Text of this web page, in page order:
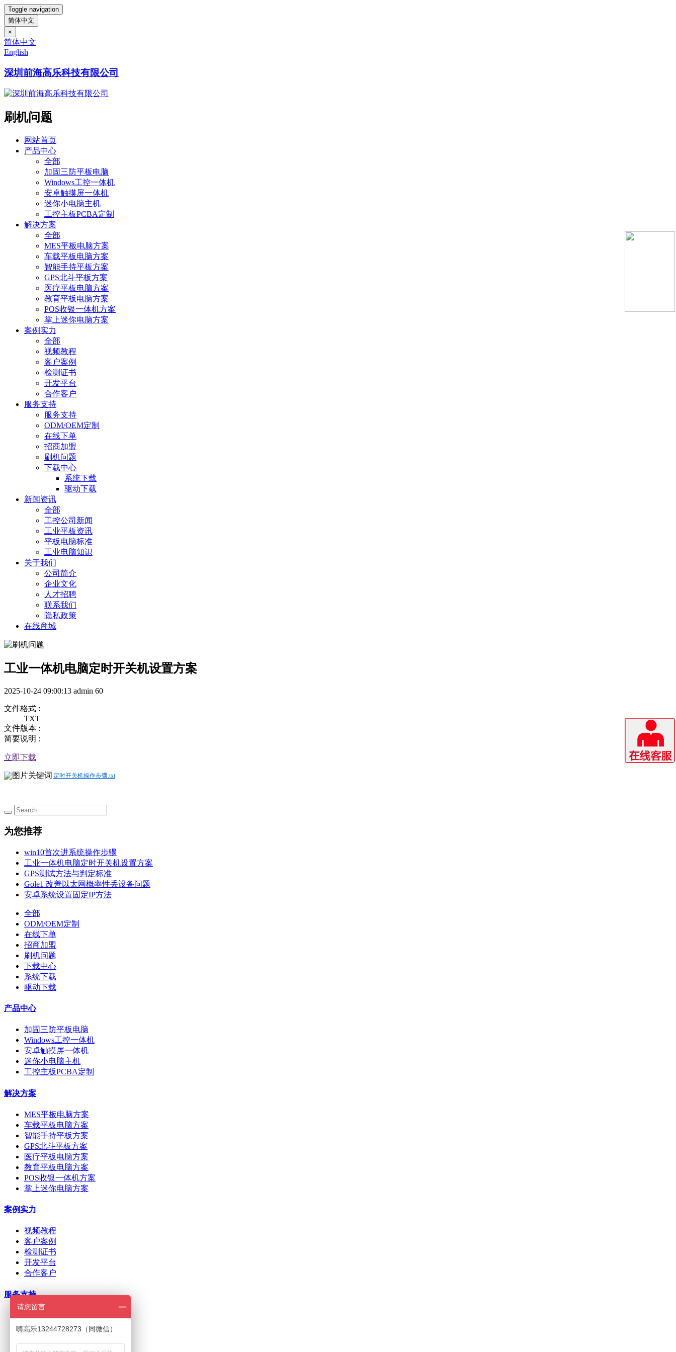
Toggle navigation
简体中文
×
简体中文
English
深圳前海高乐科技有限公司
刷机问题
网站首页
产品中心
全部
加固三防平板电脑
Windows工控一体机
安卓触摸屏一体机
迷你小电脑主机
工控主板PCBA定制
解决方案
全部
MES平板电脑方案
车载平板电脑方案
智能手持平板方案
GPS北斗平板方案
医疗平板电脑方案
教育平板电脑方案
POS收银一体机方案
掌上迷你电脑方案
案例实力
全部
视频教程
客户案例
检测证书
开发平台
合作客户
服务支持
服务支持
ODM/OEM定制
在线下单
招商加盟
刷机问题
下载中心
系统下载
驱动下载
新闻资讯
全部
工控公司新闻
工业平板资讯
平板电脑标准
工业电脑知识
关于我们
公司简介
企业文化
人才招聘
联系我们
隐私政策
在线商城
工业一体机电脑定时开关机设置方案
2025-10-24 09:00:13 admin 60
文件格式 :
TXT
文件版本 :
简要说明 :
立即下载
定时开关机操作步骤.txt
为您推荐
win10首次进系统操作步骤
工业一体机电脑定时开关机设置方案
GPS测试方法与判定标准
Gole1 改善以太网概率性丢设备问题
安卓系统设置固定IP方法
全部
ODM/OEM定制
在线下单
招商加盟
刷机问题
下载中心
系统下载
驱动下载
产品中心
加固三防平板电脑
Windows工控一体机
安卓触摸屏一体机
迷你小电脑主机
工控主板PCBA定制
解决方案
MES平板电脑方案
车载平板电脑方案
智能手持平板方案
GPS北斗平板方案
医疗平板电脑方案
教育平板电脑方案
POS收银一体机方案
掌上迷你电脑方案
案例实力
视频教程
客户案例
检测证书
开发平台
合作客户
服务支持
在线下单
请您留言
嗨高乐13244728273（同微信）